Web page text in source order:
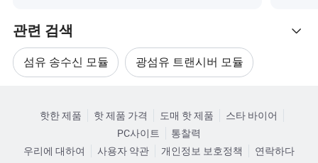
광섬유 통신 시리즈, 네트워크 통합 배선 시스템 등을 포함
하는 이 제품에는 광섬유 통신, 네트워크 배선, 통신 운영자
들이 요구하는 데이터 센터 엔지니어링, 광학 및 전기 네트
워크, 보안 모니터링, 철도 운송, 군사 및 전원 공급, 학교 및
OEM 서비스:
광학 통신, 네트워크 통합 케이블 연결, 네트워크 데이터 변
관련 검색
섬유 송수신 모듈 광섬유 트랜시버 모듈
SFP 광섬유 트랜시버
카테고리로 찾아보기
핫한 제품 핫 제품 가격 도매 핫 제품
스타 바이어
PC사이트
통찰력
우리에 대하여
사용자 약관 개인정보 보호정책 연락하다